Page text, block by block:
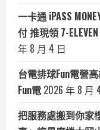
一卡通 iPASS
付 推現領 7-
年 8 月 4 日
台電排球Fun電營
Fun電 2026 年 8 月
把服務處搬到你家